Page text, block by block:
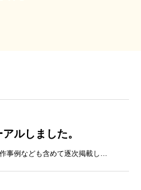
ルしました。
事例なども含めて逐次掲載し…